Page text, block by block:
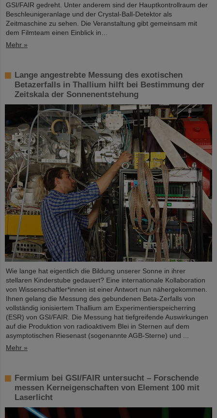
GSI/FAIR gedreht. Unter anderem sind der Hauptkontrollraum der
Beschleunigeranlage und der Crystal-Ball-Detektor als
Zeitmaschine zu sehen. Die Veranstaltung gibt gemeinsam mit
dem Filmteam einen Einblick in…
Mehr »
Lange angestrebte Messung des exotischen
Betazerfalls in Thallium hilft bei Bestimmung der
Zeitskala der Sonnenentstehung
Wie lange hat eigentlich die Bildung unserer Sonne in ihrer
stellaren Kinderstube gedauert? Eine internationale Kollaboration
von Wissenschaftler*innen ist einer Antwort nun nähergekommen.
Ihnen gelang die Messung des gebundenen Beta-Zerfalls von
vollständig ionisiertem Thallium am Experimentierspeicherring
(ESR) von GSI/FAIR. Die Messung hat tiefgreifende Auswirkungen
auf die Produktion von radioaktivem Blei in Sternen auf dem
asymptotischen Riesenast (sogenannte AGB-Sterne) und ...
Mehr »
Fermium bei GSI/FAIR untersucht – Forschende
messen Kerneigenschaften von Element 100 mit
Laserlicht